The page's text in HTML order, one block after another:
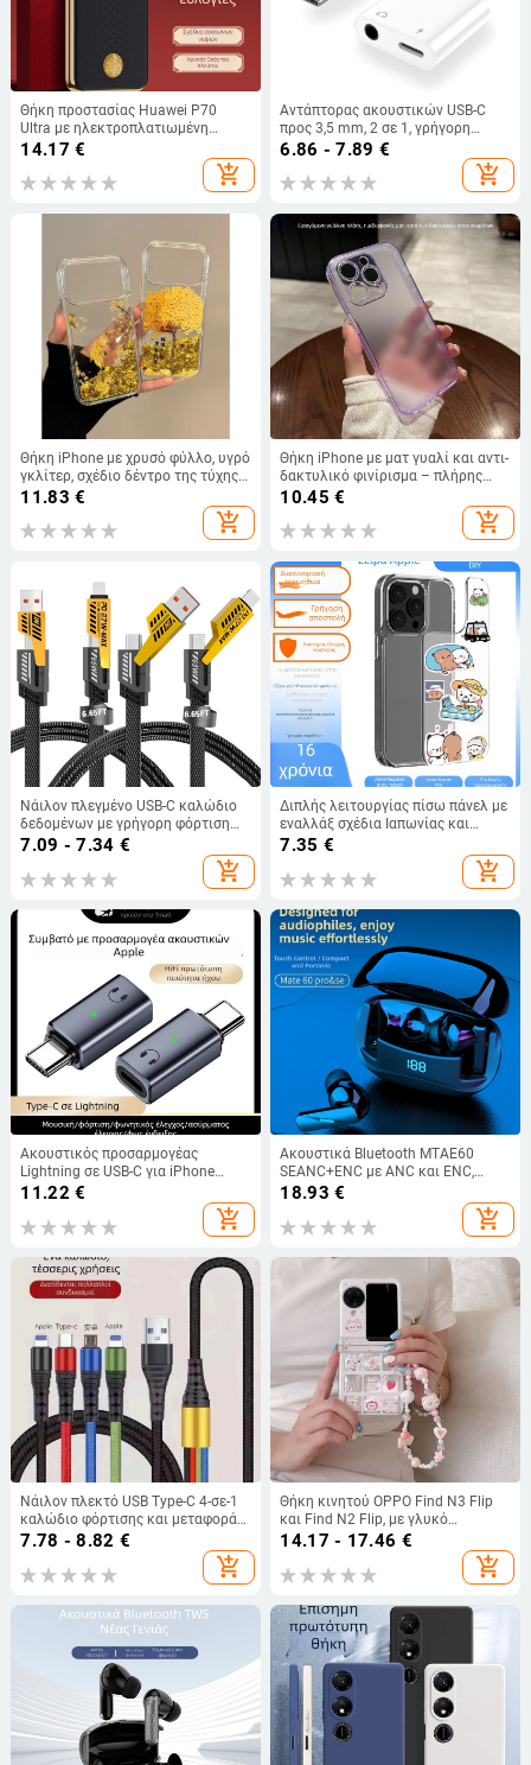
Θήκη προστασίας Huawei P70
Ultra με ηλεκτροπλατιωμένη
επιφάνεια, πλήρη κάλυψη, συμβατή
14.17 €
add_shopping_cart
Αντάπτορας ακουστικών USB-C
προς 3,5 mm, 2 σε 1, γρήγορη
φόρτιση, υψηλή συμβατότητα,
Xiaomi, Samsung, Oppo, Vivo
6.86 - 7.89 €
add_shopping_cart
Θήκη iPhone με χρυσό φύλλο, υγρό
γκλίτερ, σχέδιο δέντρο της τύχης
και χρυσό ψάρι καρπ σε floral
11.83 €
add_shopping_cart
Θήκη iPhone με ματ γυαλί και αντι-
δακτυλικό φινίρισμα – πλήρης
κάλυψη για μοντέλα iPhone 16, 15
10.45 €
add_shopping_cart
Νάιλον πλεγμένο USB-C καλώδιο
δεδομένων με γρήγορη φόρτιση
PD έως 65W/27W, συμβατό με
Apple και Android συσκευές, μήκος
0,5–1 μ.
7.09 - 7.34 €
add_shopping_cart
Διπλής λειτουργίας πίσω πάνελ με
εναλλάξ σχέδια Ιαπωνίας και
Κορέας για θήκη iPhone 17e,
αποσπώμενο TPU ανθεκτικό στις
πτώσεις
7.35 €
add_shopping_cart
Ακουστικός προσαρμογέας
Lightning σε USB-C για iPhone
15/16
11.22 €
add_shopping_cart
Ακουστικά Bluetooth MTAE60
SEANC+ENC με ANC και ENC,
μείωση θορύβου, εντός του
18.93 €
add_shopping_cart
Νάιλον πλεκτό USB Type-C 4-σε-1
καλώδιο φόρτισης και μεταφοράς
δεδομένων για κινητές συσκευές
7.78 - 8.82 €
add_shopping_cart
Θήκη κινητού OPPO Find N3 Flip
και Find N2 Flip, με γλυκό
καρτούν-αλυσίδα και ακρυλική
14.17 - 17.46 €
add_shopping_cart